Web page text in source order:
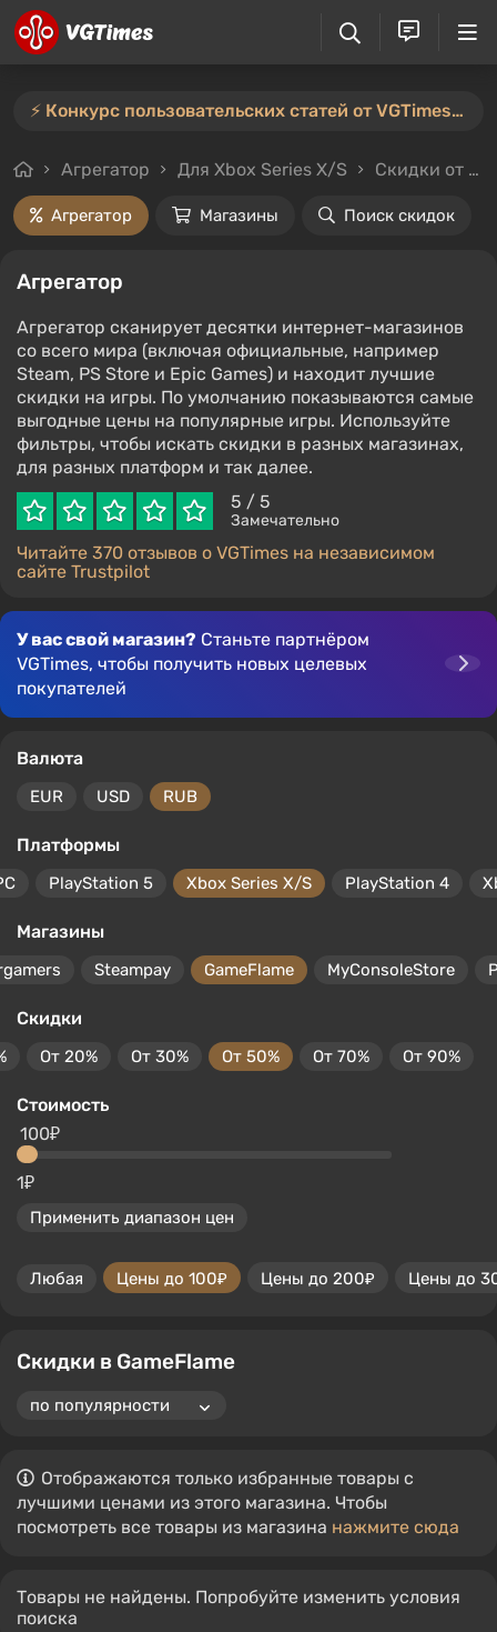
⚡️ Конкурс пользовательских статей от VGTimes продлён — участвуйте тут ⚡️
Агрегатор Для Xbox Series X/S Скидки от 50%
Агрегатор Магазины Поиск скидок
Агрегатор
Агрегатор сканирует десятки интернет-магазинов
со всего мира (включая официальные, например
Steam, PS Store и Epic Games) и находит лучшие
скидки на игры. По умолчанию показываются самые
выгодные цены на популярные игры. Используйте
фильтры, чтобы искать скидки в разных магазинах,
для разных платформ и так далее.
5 / 5
Замечательно
Читайте 370 отзывов о VGTimes на независимом
сайте Trustpilot
У вас свой магазин? Станьте партнёром
VGTimes, чтобы получить новых целевых
покупателей
Валюта
EUR USD RUB
Платформы
PlayStation 5 Xbox Series X/S PlayStation 4
Магазины
Steampay GameFlame MyConsoleStore
Скидки
От 20% От 30% От 50% От 70% От 90%
Стоимость
1₽
100₽
Применить диапазон цен
Любая Цены до 100₽ Цены до 200₽ Цены до
Скидки в GameFlame
Отображаются только избранные товары с
лучшими ценами из этого магазина. Чтобы
посмотреть все товары из магазина нажмите сюда
Товары не найдены. Попробуйте изменить условия
поиска